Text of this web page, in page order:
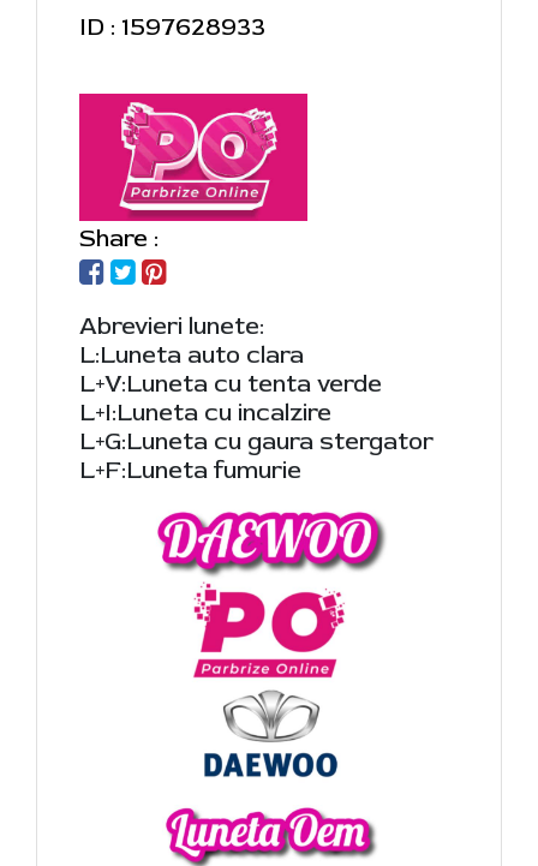
ID : 1597628933
Share :
Abrevieri lunete:
L:Luneta auto clara
L+V:Luneta cu tenta verde
L+I:Luneta cu incalzire
L+G:Luneta cu gaura stergator
L+F:Luneta fumurie